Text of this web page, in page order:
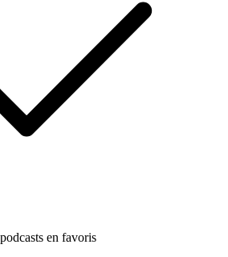
en favoris